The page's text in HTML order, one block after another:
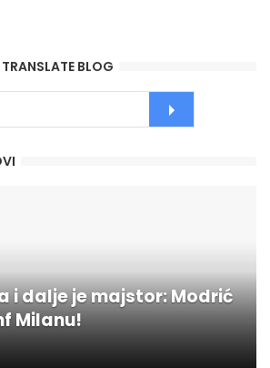
BLOG
i dalje je majstor: Modrić
Milanu!